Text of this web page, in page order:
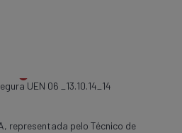
representada pelo Técnico de